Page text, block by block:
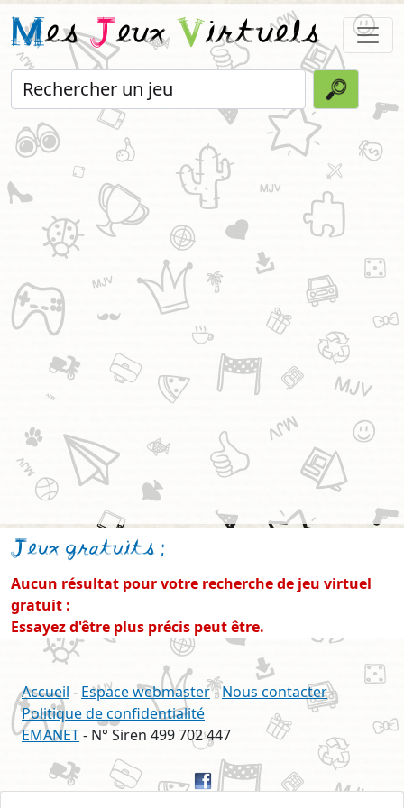
MesJeuxVirtuels
Jeux gratuits :
Aucun résultat pour votre recherche de jeu virtuel
gratuit :
Essayez d'être plus précis peut être.
Accueil - Espace webmaster-Nous contacter-
Politique de confidentialité
EMANET- N° Siren 499 702 447